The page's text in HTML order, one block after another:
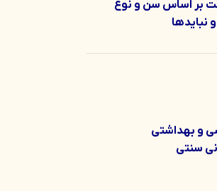
بر اساس سن و نوع
نبایدها
و بهداشتی
سنتی